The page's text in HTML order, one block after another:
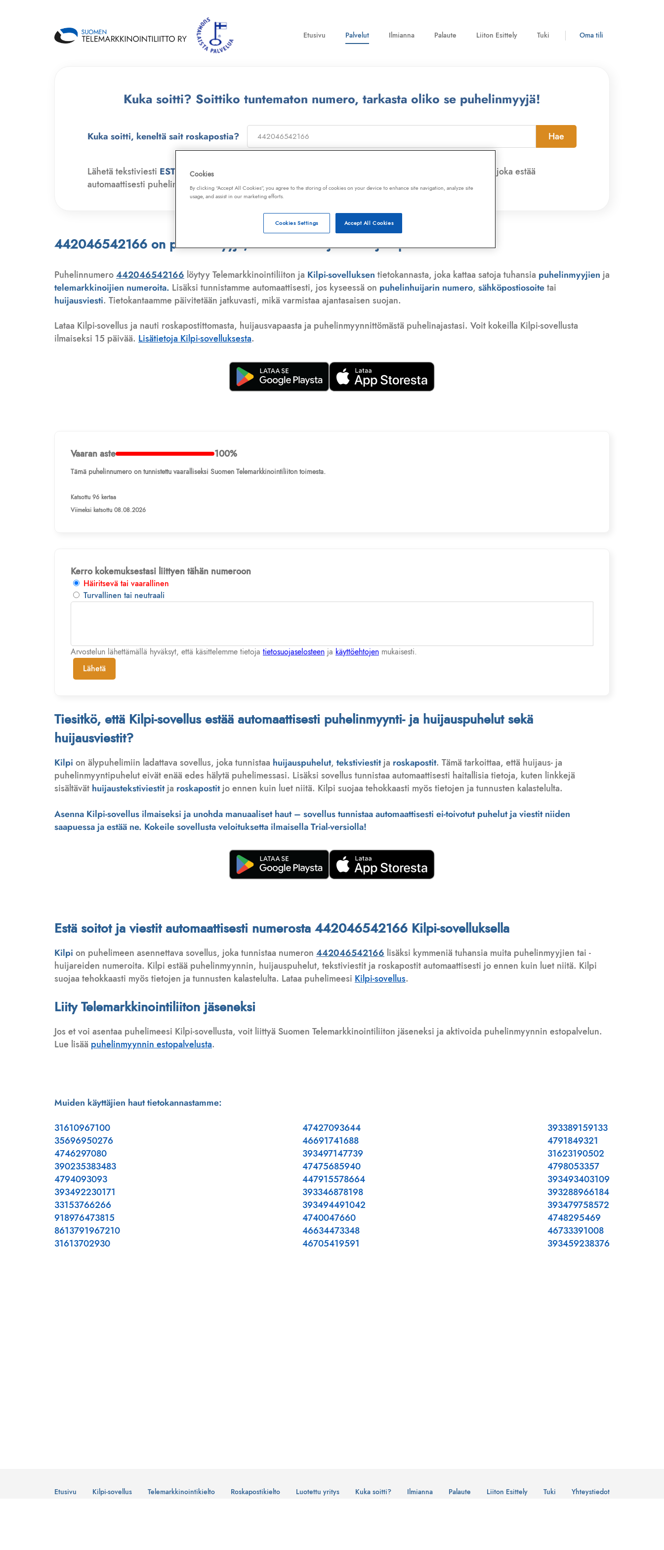
Etusivu Palvelut Ilmianna Palaute Liiton Esittely Tuki Oma tili
Kuka soitti? Soittiko tuntematon numero, tarkasta oliko se puhelinmyyjä!
Kuka soitti, keneltä sait roskapostia? Hae
Lähetä tekstiviesti ESTO numeroon
, niin saat laajan telemarkkinointikiellon ja Kilpi-sovelluksen, joka estää
automaattisesti puhelinmyyjien soitot, huijaussoitot, huijausviestit ja roskapostit.
442046542166 on puhelinmyyjä, telemarkkinoija tai huijauspuhelu
Puhelinnumero442046542166 löytyy Telemarkkinointiliiton ja Kilpi-sovelluksen tietokannasta, joka kattaa satoja tuhansia puhelinmyyjien ja
telemarkkinoijien numeroita. Lisäksi tunnistamme automaattisesti, jos kyseessä on puhelinhuijarin numero, sähköpostiosoitetai
huijausviesti. Tietokantaamme päivitetään jatkuvasti, mikä varmistaa ajantasaisen suojan.
Lataa Kilpi-sovellus ja nauti roskapostittomasta, huijausvapaasta ja puhelinmyynnittömästä puhelinajastasi. Voit kokeilla Kilpi-sovellusta
ilmaiseksi 15 päivää. Lisätietoja Kilpi-sovelluksesta.
Vaaran aste 100%
Tämä puhelinnumero on tunnistettu vaaralliseksi Suomen Telemarkkinointiliiton toimesta.
Katsottu 96 kertaa
Viimeksi katsottu 08.08.2026
Kerro kokemuksestasi liittyen tähän numeroon
Häiritsevä tai vaarallinen
Turvallinen tai neutraali
Arvostelun lähettämällä hyväksyt, että käsittelemme tietoja tietosuojaselosteen ja käyttöehtojen mukaisesti.
Lähetä
Tiesitkö, että Kilpi-sovellus estää automaattisesti puhelinmyynti- ja huijauspuhelut sekä
huijausviestit?
Kilpi on älypuhelimiin ladattava sovellus, joka tunnistaa huijauspuhelut, tekstiviestitja roskapostit. Tämä tarkoittaa, että huijaus- ja
puhelinmyyntipuhelut eivät enää edes hälytä puhelimessasi. Lisäksi sovellus tunnistaa automaattisesti haitallisia tietoja, kuten linkkejä
sisältävät huijaustekstiviestitja roskapostitjo ennen kuin luet niitä. Kilpi suojaa tehokkaasti myös tietojen ja tunnusten kalastelulta.
Asenna Kilpi-sovellus ilmaiseksi ja unohda manuaaliset haut – sovellus tunnistaa automaattisesti ei-toivotut puhelut ja viestit niiden
saapuessa ja estää ne. Kokeile sovellusta veloituksetta ilmaisella Trial-versiolla!
Estä soitot ja viestit automaattisesti numerosta 442046542166 Kilpi-sovelluksella
Kilpi on puhelimeen asennettava sovellus, joka tunnistaa numeron 442046542166 lisäksi kymmeniä tuhansia muita puhelinmyyjien tai -
huijareiden numeroita. Kilpi estää puhelinmyynnin, huijauspuhelut, tekstiviestit ja roskapostit automaattisesti jo ennen kuin luet niitä. Kilpi
suojaa tehokkaasti myös tietojen ja tunnusten kalastelulta. Lataa puhelimeesi Kilpi-sovellus.
Liity Telemarkkinointiliiton jäseneksi
Jos et voi asentaa puhelimeesi Kilpi-sovellusta, voit liittyä Suomen Telemarkkinointiliiton jäseneksi ja aktivoida puhelinmyynnin estopalvelun.
Lue lisää puhelinmyynnin estopalvelusta.
Muiden käyttäjien haut tietokannastamme:
31610967100
35696950276
4746297080
390235383483
4794093093
393492230171
33153766266
918976473815
8613791967210
31613702930
47427093644
46691741688
393497147739
47475685940
447915578664
393346878198
393494491042
4740047660
46634473348
46705419591
393389159133
4791849321
31623190502
4798053357
393493403109
393288966184
393479758572
4748295469
46733391008
393459238376
Etusivu Kilpi-sovellus Telemarkkinointikielto Roskapostikielto Luotettu yritys Kuka soitti? Ilmianna Palaute Liiton Esittely Tuki
Yhteystiedot
Cookies
By clicking “Accept All Cookies”, you agree to the storing of cookies on your device to enhance site navigation, analyze site
usage, and assist in our marketing efforts.
Accept All Cookies
Cookies Settings